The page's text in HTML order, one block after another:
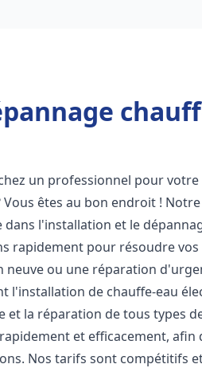
un professionnel pour votre
Vous êtes au bon endroit !
dans l'installation et le
rapidement pour résoudre
neuve ou une réparation
l'installation de chauffe-eau
et la réparation de tous types
et efficacement, afin
Nos tarifs sont compétitifs